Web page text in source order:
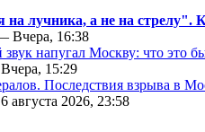
на лучника, а не на стрелу".
Вчера, 16:38
звук напугал Москву: что это
15:29
Последствия взрыва в
августа 2026, 23:58